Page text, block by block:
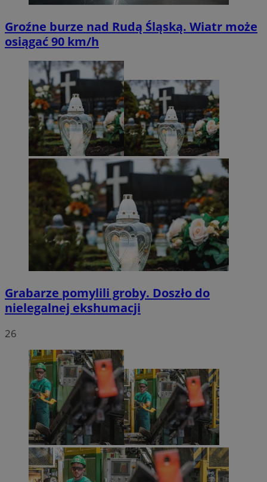
Groźne burze nad Rudą Śląską. Wiatr może
osiągać 90 km/h
Grabarze pomylili groby. Doszło do
nielegalnej ekshumacji
26